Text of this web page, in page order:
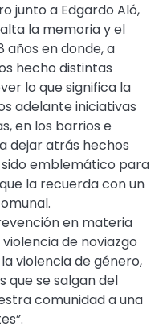
junto a Edgardo Aló,
la memoria y el
años en donde, a
hecho distintas
lo que significa la
adelante iniciativas
en los barrios e
dejar atrás hechos
emblemático para
la recuerda con un
en materia
de noviazgo
violencia de género,
se salgan del
comunidad a una